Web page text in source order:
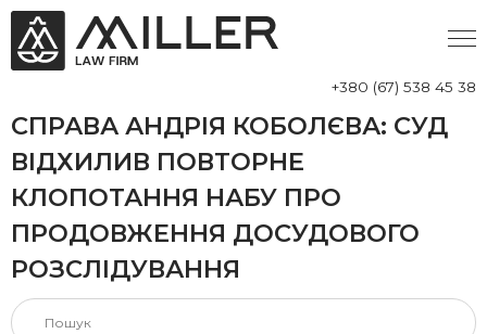
+380 (67) 538 45 38
СПРАВА АНДРІЯ КОБОЛЄВА: СУД
ВІДХИЛИВ ПОВТОРНЕ
КЛОПОТАННЯ НАБУ ПРО
ПРОДОВЖЕННЯ ДОСУДОВОГО
РОЗСЛІДУВАННЯ